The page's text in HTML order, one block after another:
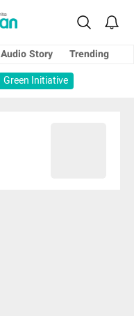
Audio Story
Trending
Green Initiative